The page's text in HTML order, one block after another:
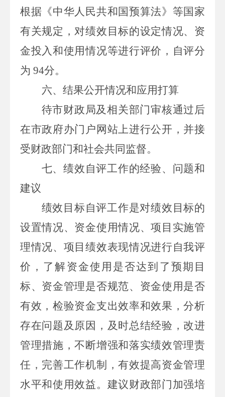
根据《中华人民共和国预算法》等国家
有关规定，对绩效目标的设定情况、资
金投入和使用情况等进行评价， 自评分
为 94分。
六、 结果公开情况和应用打算
待市财政局及相关部门审核通过后
在市政府办门户网站上进行公开 ，并接
受财政部门和社会共同 监督。
七、绩效自评工作的经验、问题和
建议
绩效目标自评工作是对绩效目标的
设置情况、资金使用情况、项目实施管
理情况、项目绩效表现情况进行自我评
价，了解资金使用是否达到了预期目
标、资金管理是否规范、资金使用是否
有效，检验资金支出效率和效果，分析
存在问题及原因，及时总结经验，改进
管理措施，不断增强和落实绩效管理责
任，完善工作机制，有效提高资金管理
水平和使用效益。建议财政部门加强培